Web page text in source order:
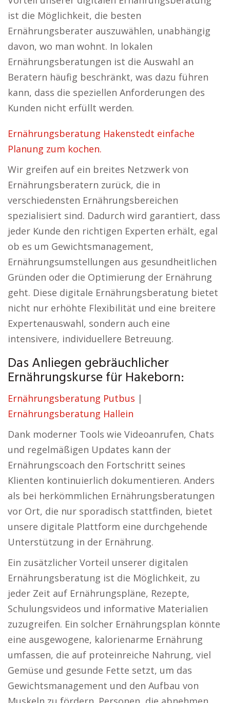
ist die Möglichkeit, die besten
Ernährungsberater auszuwählen, unabhängig
davon, wo man wohnt. In lokalen
Ernährungsberatungen ist die Auswahl an
Beratern häufig beschränkt, was dazu führen
kann, dass die speziellen Anforderungen des
Kunden nicht erfüllt werden.
Ernährungsberatung Hakenstedt einfache
Planung zum kochen.
Wir greifen auf ein breites Netzwerk von
Ernährungsberatern zurück, die in
verschiedensten Ernährungsbereichen
spezialisiert sind. Dadurch wird garantiert, dass
jeder Kunde den richtigen Experten erhält, egal
ob es um Gewichtsmanagement,
Ernährungsumstellungen aus gesundheitlichen
Gründen oder die Optimierung der Ernährung
geht. Diese digitale Ernährungsberatung bietet
nicht nur erhöhte Flexibilität und eine breitere
Expertenauswahl, sondern auch eine
intensivere, individuellere Betreuung.
Das Anliegen gebräuchlicher
Ernährungskurse für Hakeborn:
Ernährungsberatung Putbus |
Ernährungsberatung Hallein
Dank moderner Tools wie Videoanrufen, Chats
und regelmäßigen Updates kann der
Ernährungscoach den Fortschritt seines
Klienten kontinuierlich dokumentieren. Anders
als bei herkömmlichen Ernährungsberatungen
vor Ort, die nur sporadisch stattfinden, bietet
unsere digitale Plattform eine durchgehende
Unterstützung in der Ernährung.
Ein zusätzlicher Vorteil unserer digitalen
Ernährungsberatung ist die Möglichkeit, zu
jeder Zeit auf Ernährungspläne, Rezepte,
Schulungsvideos und informative Materialien
zuzugreifen. Ein solcher Ernährungsplan könnte
eine ausgewogene, kalorienarme Ernährung
umfassen, die auf proteinreiche Nahrung, viel
Gemüse und gesunde Fette setzt, um das
Gewichtsmanagement und den Aufbau von